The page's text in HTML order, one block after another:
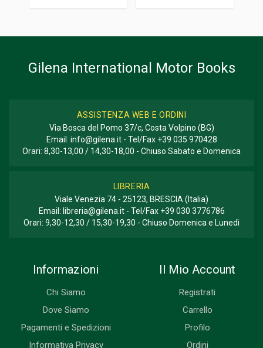
GENERE O COLLANA
Gilena International Motor Books
ASSISTENZA WEB E ORDINI
Via Bosca del Pomo 37/c, Costa Volpino (BG)
Email: info@gilena.it- Tel/Fax +39 035 970428
Orari: 8,30-13,00 / 14,30-18,00 - Chiuso Sabato e Domenica
LIBRERIA
Viale Venezia 74 - 25123, BRESCIA (Italia)
Email: libreria@gilena.it- Tel/Fax +39 030 3776786
Orari: 9,30-12,30 / 15,30-19,30 - Chiuso Domenica e Lunedì
Informazioni
Chi Siamo
Dove Siamo
Pagamenti e Spedizioni
Informativa Privacy
Il Mio Account
Registrati
Carrello
Profilo
Ordini